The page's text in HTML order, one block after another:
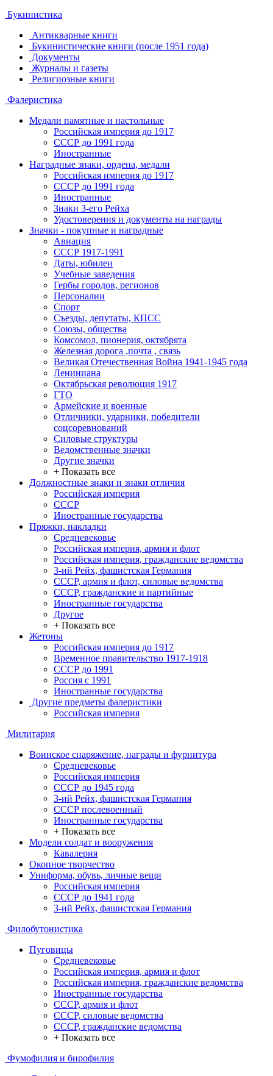
Букинистика
Антикварные книги
Букинистические книги (после 1951 года)
Документы
Журналы и газеты
Религиозные книги
Фалеристика
Медали памятные и настольные
Российская империя до 1917
СССР до 1991 года
Иностранные
Наградные знаки, ордена, медали
Российская империя до 1917
СССР до 1991 года
Иностранные
Знаки 3-его Рейха
Удостоверения и документы на награды
Значки - покупные и наградные
Авиация
СССР 1917-1991
Даты, юбилеи
Учебные заведения
Гербы городов, регионов
Персоналии
Спорт
Съезды, депутаты, КПСС
Союзы, общества
Комсомол, пионерия, октябрята
Железная дорога ,почта , связь
Великая Отечественная Война 1941-1945 года
Лениниана
Октябрьская революция 1917
ГТО
Армейские и военные
Отличники, ударники, победители
соцсоревнований
Силовые структуры
Ведомственные значки
Другие значки
+ Показать все
Должностные знаки и знаки отличия
Российская империя
СССР
Иностранные государства
Пряжки, накладки
Средневековье
Российская империя, армия и флот
Российская империя, гражданские ведомства
3-ий Рейх, фашистская Германия
СССР, армия и флот, силовые ведомства
СССР, гражданские и партийные
Иностранные государства
Другое
+ Показать все
Жетоны
Российская империя до 1917
Временное правительство 1917-1918
СССР до 1991
Россия с 1991
Иностранные государства
Другие предметы фалеристики
Российская империя
Милитария
Воинское снаряжение, награды и фурнитура
Средневековье
Российская империя
СССР до 1945 года
3-ий Рейх, фашистская Германия
СССР послевоенный
Иностранные государства
+ Показать все
Модели солдат и вооружения
Кавалерия
Окопное творчество
Униформа, обувь, личные вещи
Российская империя
СССР до 1941 года
3-ий Рейх, фашистская Германия
Филобутонистика
Пуговицы
Средневековье
Российская империя, армия и флот
Российская империя, гражданские ведомства
Иностранные государства
СССР, армия и флот
СССР, силовые ведомства
СССР, гражданские ведомства
+ Показать все
Фумофилия и бирофилия